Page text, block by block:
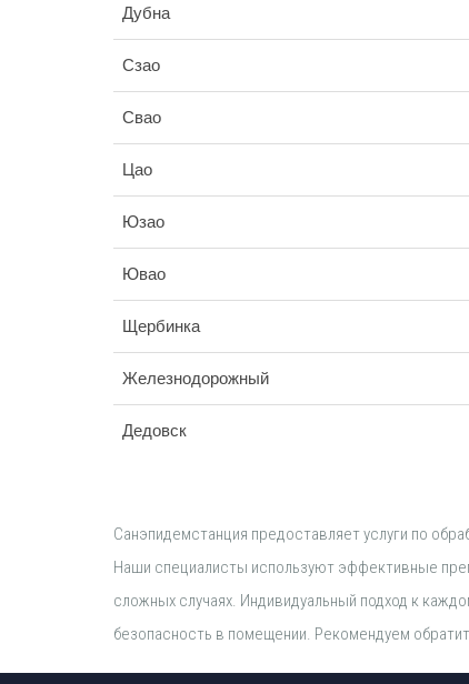
Дубна
Сзао
Свао
Цао
Юзао
Ювао
Щербинка
Железнодорожный
Дедовск
Санэпидемстанция предоставляет услуги по
Наши специалисты используют эффективные
сложных случаях. Индивидуальный подход к
безопасность в помещении. Рекомендуем